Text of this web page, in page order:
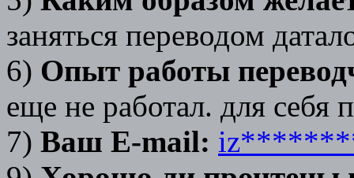
заняться переводом
6) Опыт работы
еще не работал. для себя
7) Ваш E-mail: